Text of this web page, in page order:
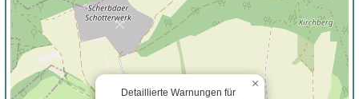
Detaillierte Warnungen für
×